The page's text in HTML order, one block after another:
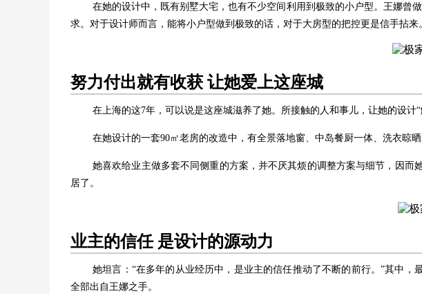
在她的设计中，既有别墅大宅，也有不少空间利用到极致的小户型。王娜曾
求。对于设计师而言，能将小户型做到极致的话，对于大房型的把控更是信手拈来
努力付出就有收获 让她爱上这座城
在上海的这7年，可以说是这座城滋养了她。所接触的人和事儿，让她的设
在她设计的一套90㎡老房的改造中，有全景落地窗、中岛餐厨一体、洗衣晾
她喜欢给业主做多套不同侧重的方案，并不厌其烦的调整方案与细节，因
居了。
业主的信任 是设计的源动力
她坦言：“在多年的从业经历中，是业主的信任推动了不断的前行。”其中
全部出自王娜之手。